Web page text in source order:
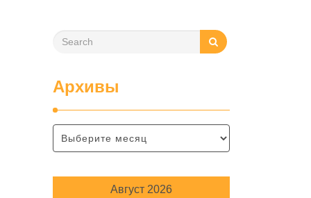
Архивы
Август 2026